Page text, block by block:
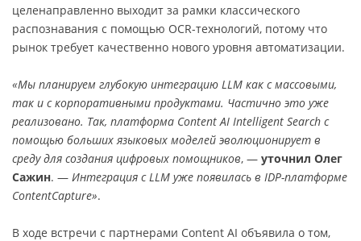
целенаправленно выходит за рамки классического
распознавания с помощью OCR-технологий, потому что
рынок требует качественно нового уровня автоматизации.
«Мы планируем глубокую интеграцию LLM как с массовыми,
так и с корпоративными продуктами. Частично это уже
реализовано. Так, платформа Content AI Intelligent Search с
помощью больших языковых моделей эволюционирует в
среду для создания цифровых помощников, — уточнил Олег
Сажин. — Интеграция с LLM уже появилась в IDP-платформе
ContentCapture».
В ходе встречи с партнерами Content AI объявила о том,